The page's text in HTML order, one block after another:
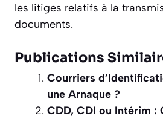
les litiges relatifs à la
documents.
Publications
Courriers
une Arnaque ?
CDD, CDI ou Intérim